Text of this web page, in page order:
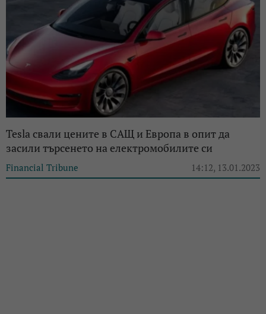
Tesla свали цените в САЩ и Европа в опит да
засили търсенето на електромобилите си
Financial Tribune 14:12, 13.01.2023